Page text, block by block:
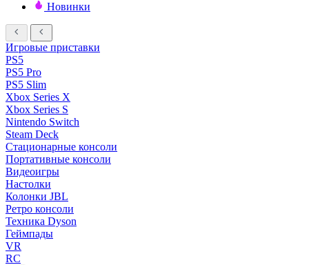
Новинки
Игровые приставки
PS5
PS5 Pro
PS5 Slim
Xbox Series X
Xbox Series S
Nintendo Switch
Steam Deck
Стационарные консоли
Портативные консоли
Видеоигры
Настолки
Колонки JBL
Ретро консоли
Техника Dyson
Геймпады
VR
RC